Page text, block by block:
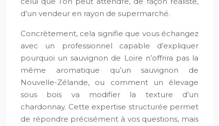
d’un vendeur en rayon de supermarché.
Concrètement, cela signifie que vous échangez
avec un professionnel capable d’expliquer
pourquoi un sauvignon de Loire n’offrira pas la
même aromatique qu’un sauvignon de
Nouvelle-Zélande, ou comment un élevage
sous bois va modifier la texture d’un
chardonnay. Cette expertise structurée permet
de répondre précisément à vos questions, mais